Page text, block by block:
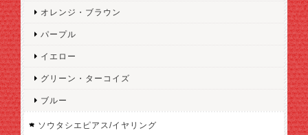
オレンジ・ブラウン
パープル
イエロー
グリーン・ターコイズ
ブルー
ソウタシエピアス/イヤリング